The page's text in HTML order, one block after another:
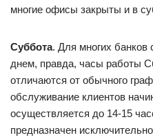
многие офисы закрыты и в
Суббота. Для многих банков
днем, правда, часы работы
отличаются от обычного
обслуживание клиентов
осуществляется до 14-15
предназначен